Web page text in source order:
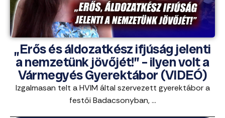
„Erős és áldozatkész ifjúság jelenti
a nemzetünk jövőjét!” – ilyen volt a
Vármegyés Gyerektábor (VIDEÓ)
Izgalmasan telt a HVIM által szervezett gyerektábor a
festői Badacsonyban, ...